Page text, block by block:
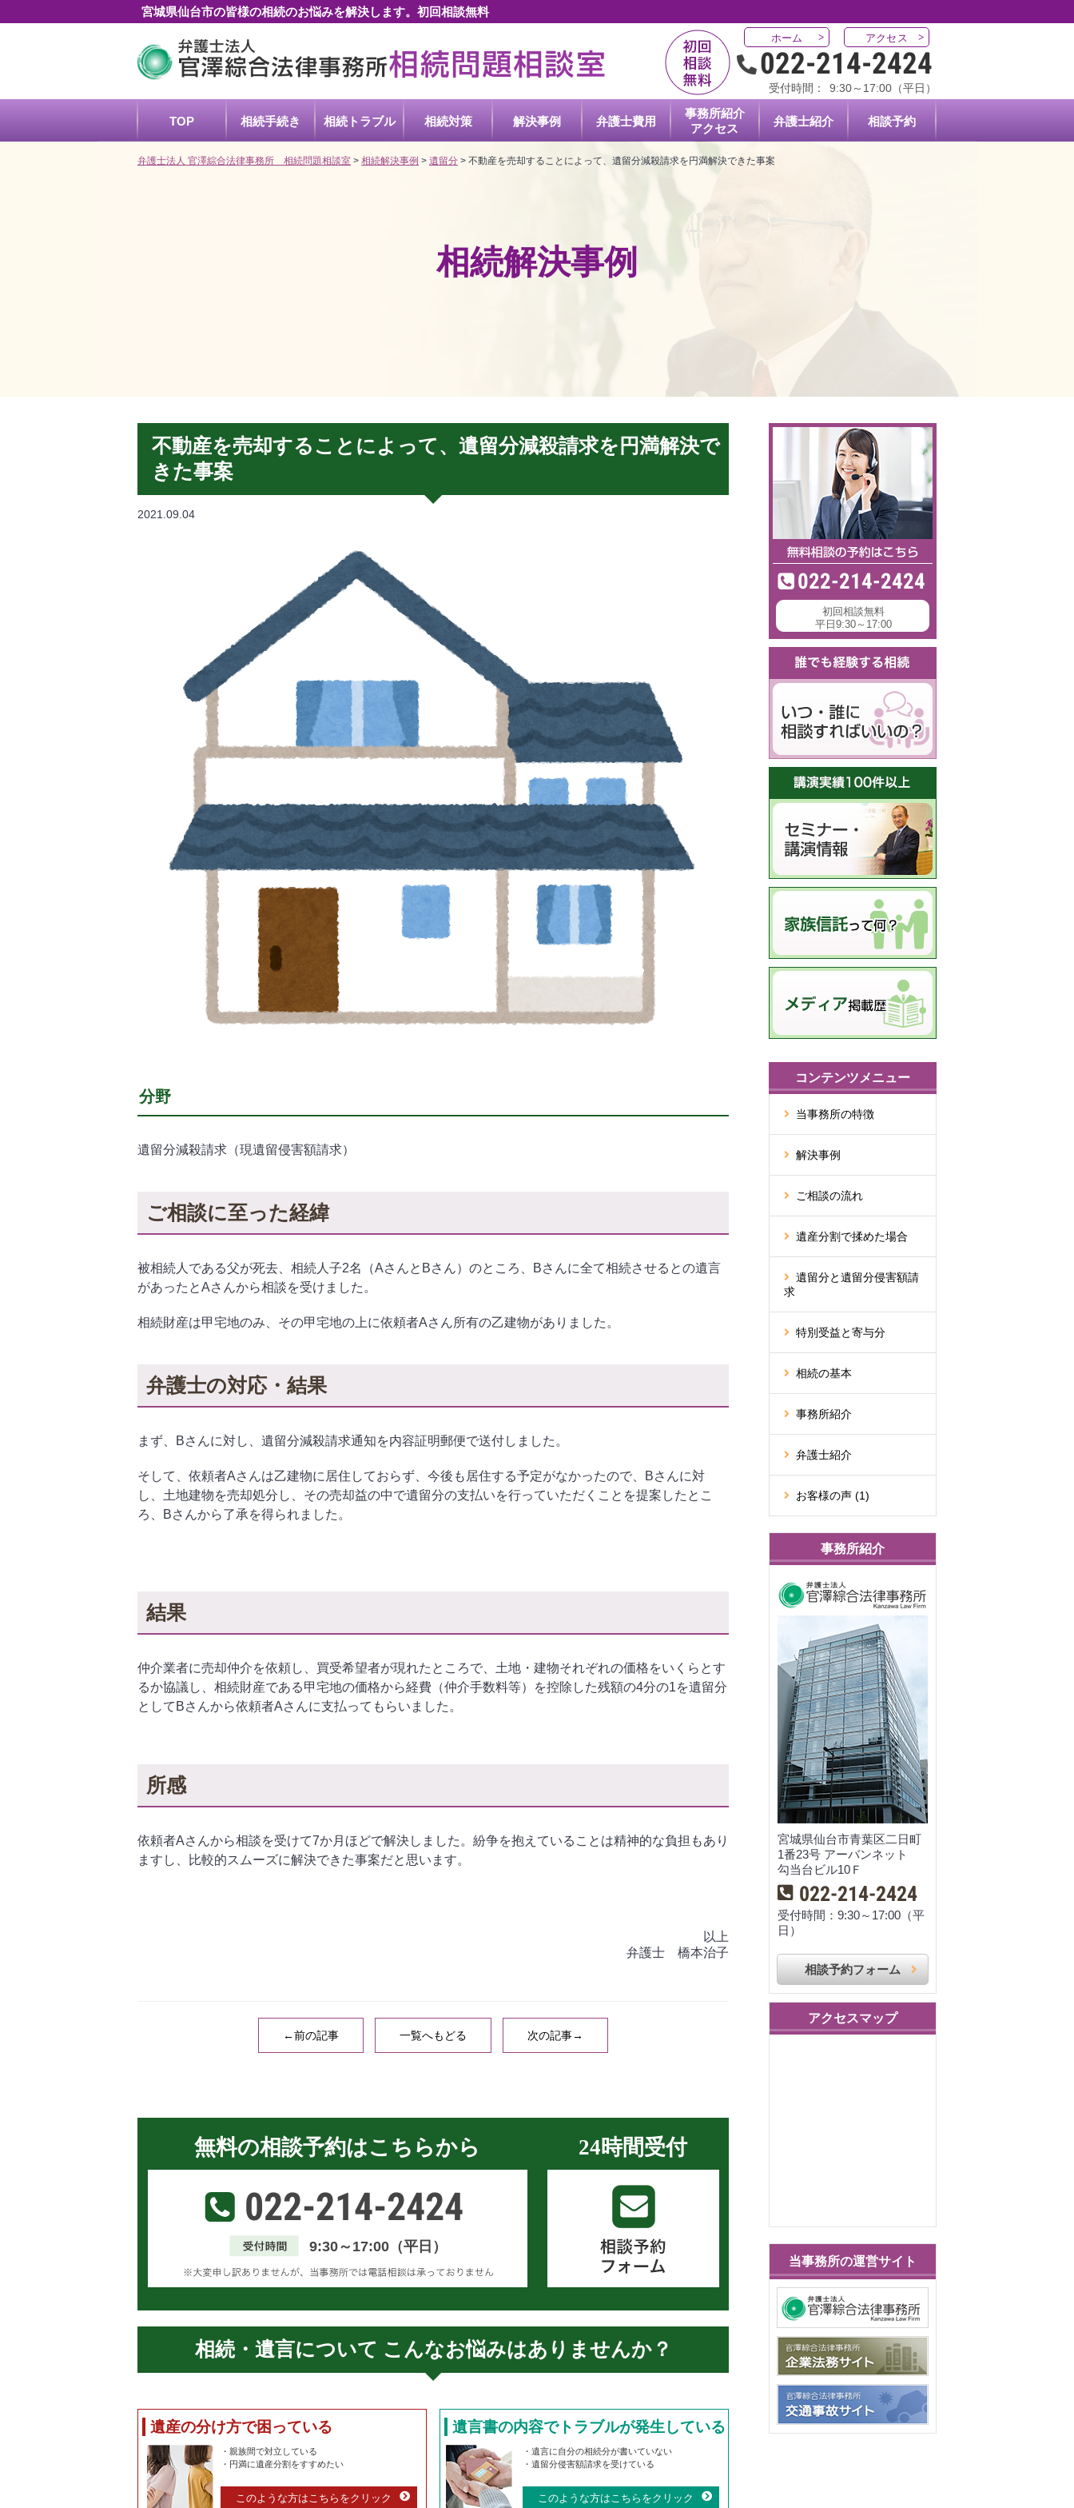
宮城県仙台市の皆様の相続のお悩みを解決します。初回相談無料
ホーム アクセス
022-214-2424
受付時間： 9:30～17:00（平日）
TOP 相続手続き 相続トラブル 相続対策 解決事例 弁護士費用
事務所紹介
アクセス
弁護士紹介 相談予約
弁護士法人 官澤綜合法律事務所 相続問題相談室 > 相続解決事例 > 遺留分 > 不動産を売却することによって、遺留分減殺請求を円満解決できた事案
相続解決事例
不動産を売却することによって、遺留分減殺請求を円満解決で
きた事案
2021.09.04
分野
遺留分減殺請求（現遺留侵害額請求）
ご相談に至った経緯
被相続人である父が死去、相続人子2名（AさんとBさん）のところ、Bさんに全て相続させるとの遺言
があったとAさんから相談を受けました。
相続財産は甲宅地のみ、その甲宅地の上に依頼者Aさん所有の乙建物がありました。
弁護士の対応・結果
まず、Bさんに対し、遺留分減殺請求通知を内容証明郵便で送付しました。
そして、依頼者Aさんは乙建物に居住しておらず、今後も居住する予定がなかったので、Bさんに対
し、土地建物を売却処分し、その売却益の中で遺留分の支払いを行っていただくことを提案したとこ
ろ、Bさんから了承を得られました。
結果
仲介業者に売却仲介を依頼し、買受希望者が現れたところで、土地・建物それぞれの価格をいくらとす
るか協議し、相続財産である甲宅地の価格から経費（仲介手数料等）を控除した残額の4分の1を遺留分
としてBさんから依頼者Aさんに支払ってもらいました。
所感
依頼者Aさんから相談を受けて7か月ほどで解決しました。紛争を抱えていることは精神的な負担もあり
ますし、比較的スムーズに解決できた事案だと思います。
以上
弁護士 橋本治子
←前の記事 一覧へもどる 次の記事→
無料の相談予約はこちらから
022-214-2424
9:30～17:00（平日）
24時間受付
相続・遺言について こんなお悩みはありませんか？
遺産の分け方で困っている
・親族間で対立している
・円満に遺産分割をすすめたい
このような方はこちらをクリック
遺言書の内容でトラブルが発生している
・遺言に自分の相続分が書いていない
・遺留分侵害額請求を受けている
このような方はこちらをクリック
022-214-2424
初回相談無料
平日9:30～17:00
コンテンツメニュー
当事務所の特徴
解決事例
ご相談の流れ
遺産分割で揉めた場合
遺留分と遺留分侵害額請
求
特別受益と寄与分
相続の基本
事務所紹介
弁護士紹介
お客様の声 (1)
事務所紹介
宮城県仙台市青葉区二日町
1番23号 アーバンネット
勾当台ビル10Ｆ
022-214-2424
受付時間：9:30～17:00（平
日）
相談予約フォーム
アクセスマップ
当事務所の運営サイト